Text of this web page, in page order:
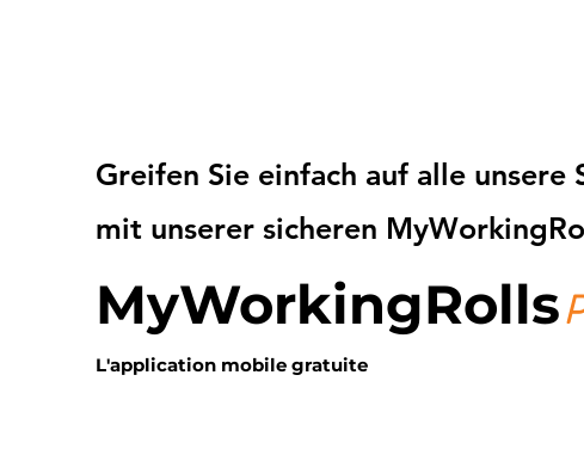
Greifen Sie einfach auf alle unsere
mit unserer sicheren
MyWorkingRolls
L'application mobile gratuite